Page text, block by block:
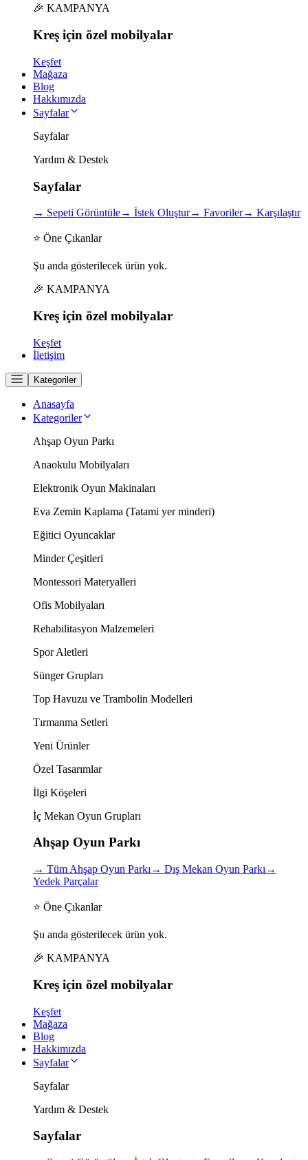
🎉 KAMPANYA
Kreş için özel mobilyalar
Keşfet
Mağaza
Blog
Hakkımızda
Sayfalar
Sayfalar
Yardım & Destek
Sayfalar
→ Sepeti Görüntüle→ İstek Oluştur→ Favoriler→ Karşılaştır
⭐ Öne Çıkanlar
Şu anda gösterilecek ürün yok.
🎉 KAMPANYA
Kreş için özel mobilyalar
Keşfet
İletişim
Kategoriler
Anasayfa
Kategoriler
Ahşap Oyun Parkı
Anaokulu Mobilyaları
Elektronik Oyun Makinaları
Eva Zemin Kaplama (Tatami yer minderi)
Eğitici Oyuncaklar
Minder Çeşitleri
Montessori Materyalleri
Ofis Mobilyaları
Rehabilitasyon Malzemeleri
Spor Aletleri
Sünger Grupları
Top Havuzu ve Trambolin Modelleri
Tırmanma Setleri
Yeni Ürünler
Özel Tasarımlar
İlgi Köşeleri
İç Mekan Oyun Grupları
Ahşap Oyun Parkı
→ Tüm Ahşap Oyun Parkı → Dış Mekan Oyun Parkı →
Yedek Parçalar
⭐ Öne Çıkanlar
Şu anda gösterilecek ürün yok.
🎉 KAMPANYA
Kreş için özel mobilyalar
Keşfet
Mağaza
Blog
Hakkımızda
Sayfalar
Sayfalar
Yardım & Destek
Sayfalar